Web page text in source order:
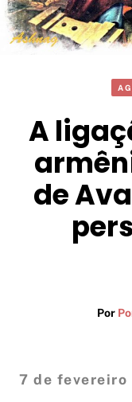
A
de
Por
7 de fevereiro